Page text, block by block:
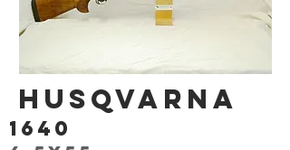
Husqvarna
1640